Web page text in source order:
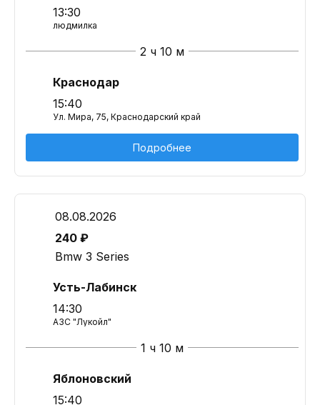
13:30
людмилка
2 ч 10 м
Краснодар
15:40
Ул. Мира, 75, Краснодарский край
Подробнее
08.08.2026
240 ₽
Bmw 3 Series
Усть-Лабинск
14:30
АЗС "Лукойл"
1 ч 10 м
Яблоновский
15:40